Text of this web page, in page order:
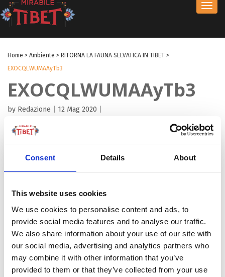
Consent Details About
This website uses cookies
We use cookies to personalise content and ads, to
provide social media features and to analyse our traffic.
We also share information about your use of our site with
our social media, advertising and analytics partners who
may combine it with other information that you’ve
provided to them or that they’ve collected from your use
Home > Ambiente > RITORNA LA FAUNA SELVATICA IN TIBET >
EXOCQLWUMAAyTb3
EXOCQLWUMAAyTb3
by Redazione 12 Mag 2020